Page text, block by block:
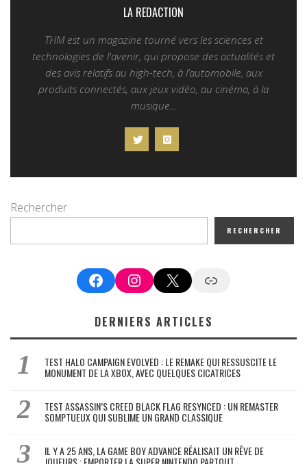
LA REDACTION
THM est un magazine tourné vers les sciences et
technologies de l'avenir, qui propose des actualités et
des avis relatifs au high-tech, à l’automobile, aux
produits connectés, aux jeux vidéo, au cinéma, à la
musique...
Rechercher
RECHERCHER
FacebookInstagram
X Google News
DERNIERS ARTICLES
TEST HALO CAMPAIGN EVOLVED : LE REMAKE QUI RESSUSCITE LE
MONUMENT DE LA XBOX, AVEC QUELQUES CICATRICES
TEST ASSASSIN’S CREED BLACK FLAG RESYNCED : UN REMASTER
SOMPTUEUX QUI SUBLIME UN GRAND CLASSIQUE
IL Y A 25 ANS, LA GAME BOY ADVANCE RÉALISAIT UN RÊVE DE